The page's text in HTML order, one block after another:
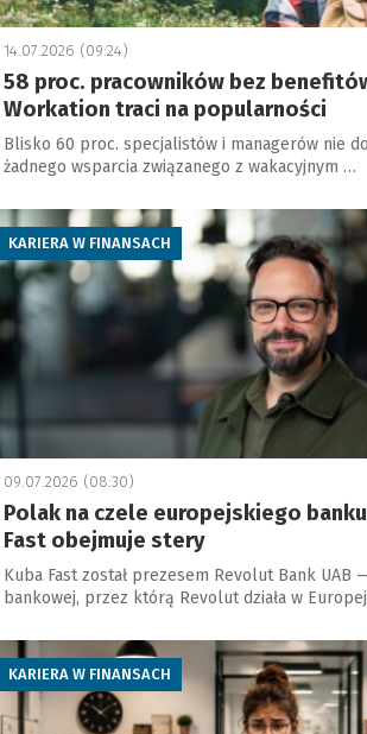
14.07.2026 (09:24)
58 proc. pracowników bez
Workation traci na popularności
Blisko 60 proc. specjalistów i managerów nie
żadnego wsparcia związanego z wakacyjnym …
KARIERA W FINANSACH
09.07.2026 (08:30)
Polak na czele europejskiego
Fast obejmuje stery
Kuba Fast został prezesem Revolut Bank UAB
bankowej, przez którą Revolut działa w
KARIERA W FINANSACH